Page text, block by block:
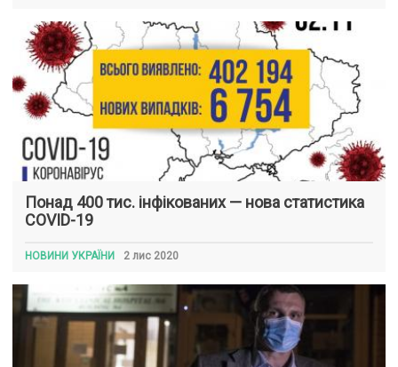
Понад 400 тис. інфікованих — нова статистика
COVID-19
НОВИНИ УКРАЇНИ 2 лис 2020